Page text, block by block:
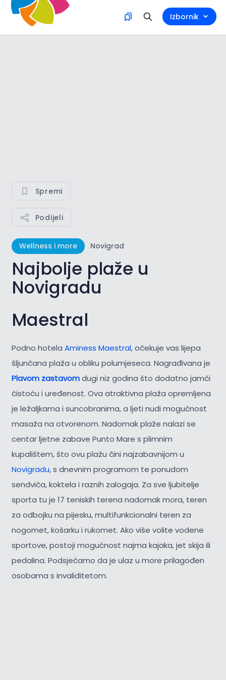
Izbornik
Spremi
Podijeli
Wellness i more Novigrad
Najbolje plaže u
Novigradu
Maestral
Podno hotela Aminess Maestral, očekuje vas lijepa
šljunčana plaža u obliku polumjeseca. Nagrađivana je
Plavom zastavomdugi niz godina što dodatno jamči
čistoću i uređenost. Ova atraktivna plaža opremljena
je ležaljkama i suncobranima, a ljeti nudi mogućnost
masaža na otvorenom. Nadomak plaže nalazi se
centar ljetne zabave Punto Mare s plimnim
kupalištem, što ovu plažu čini najzabavnijom u
Novigradu, s dnevnim programom te ponudom
sendviča, koktela i raznih zalogaja. Za sve ljubitelje
sporta tu je 17 teniskih terena nadomak mora, teren
za odbojku na pijesku, multifunkcionalni teren za
nogomet, košarku i rukomet. Ako više volite vodene
sportove, postoji mogućnost najma kajaka, jet skija ili
pedalina. Podsjećamo da je ulaz u more prilagođen
osobama s invaliditetom.